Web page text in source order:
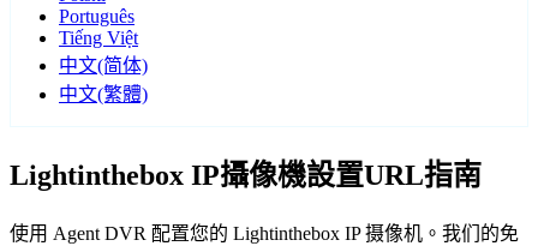
Português
Tiếng Việt
中文(简体)
中文(繁體)
Lightinthebox IP攝像機設置URL指南
使用 Agent DVR 配置您的 Lightinthebox IP 摄像机。我们的免